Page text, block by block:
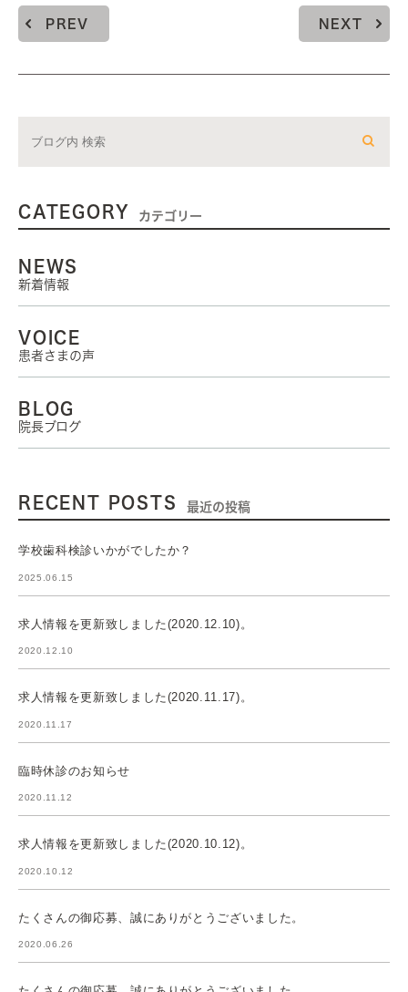
PREV NEXT
CATEGORY カテゴリー
NEWS
新着情報
VOICE
患者さまの声
BLOG
院長ブログ
RECENT POSTS 最近の投稿
学校歯科検診いかがでしたか？
2025.06.15
求人情報を更新致しました(2020.12.10)。
2020.12.10
求人情報を更新致しました(2020.11.17)。
2020.11.17
臨時休診のお知らせ
2020.11.12
求人情報を更新致しました(2020.10.12)。
2020.10.12
たくさんの御応募、誠にありがとうございました。
2020.06.26